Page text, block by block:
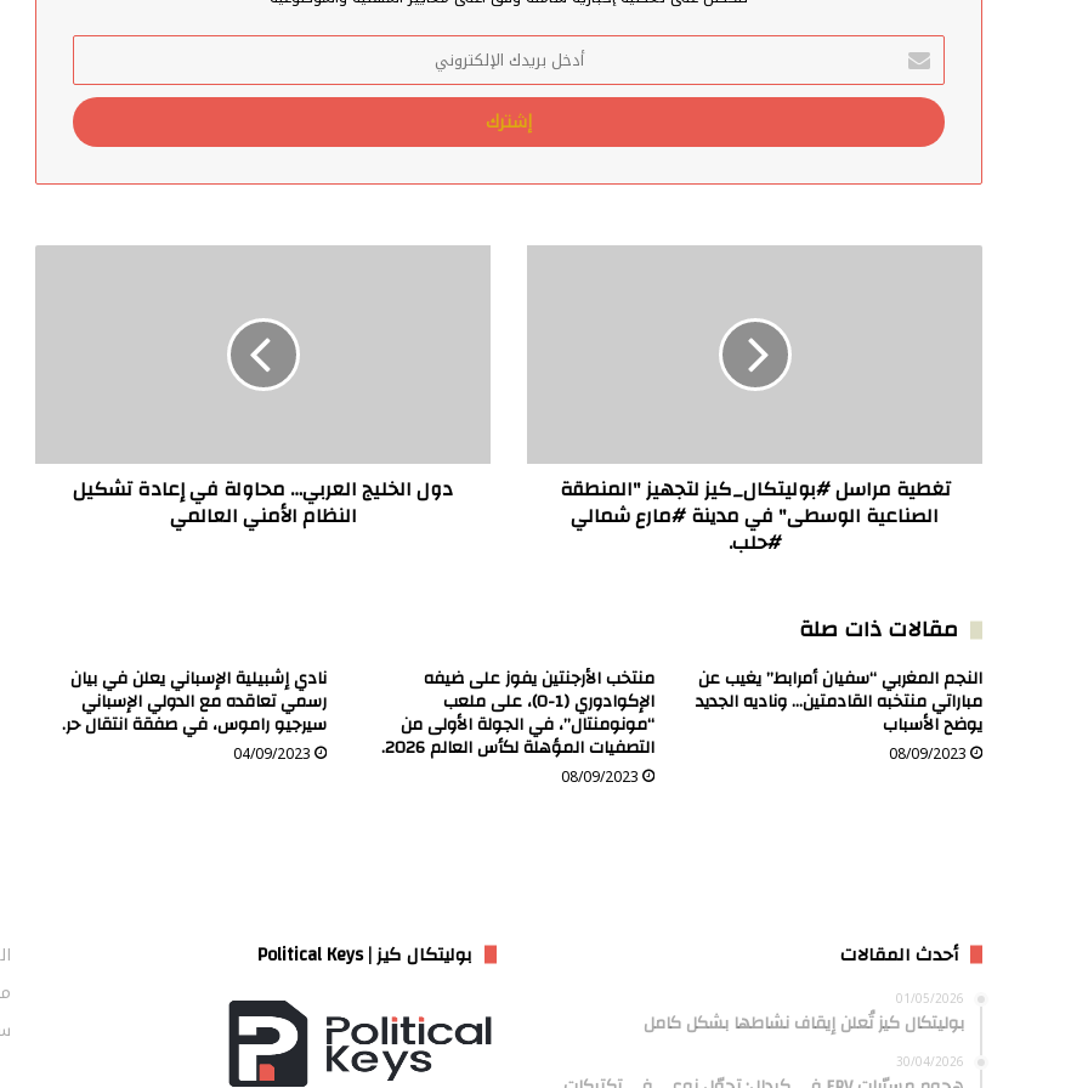
سكاي نيوز: الرئيس الصيني شي جين بينغ
مواسم في بيان أصدره عبر موقعه
تأجيل مباراة المغرب وليبيريا بالتصفيات
القدم “إلى أجل غير مسمى” بسبب الزلزال.
أدخل
بريدك
الإلكتروني
تغطية
مدينة
#مارعتغطية مراسل #بوليتكال_كيز لتجهيز "المنطقة
الصناعية الوسطى" في مدينة #مارع شمالي
#حلب.
الأمني
العالميدول الخليج العربي… محاولة في إعادة تشكيل
النظام الأمني العالمي
مقالات ذات صلة
النجم المغربي “سفيان أمرابط” يغيب عن
مباراتي منتخبه القادمتين… وناديه الجديد
يوضح الأسباب
08/09/2023
منتخب الأرجنتين يفوز على ضيفه
الإكوادوري (1-0)، على ملعب
“مونومنتال”، في الجولة الأولى من
التصفيات المؤهلة لكأس العالم 2026.
08/09/2023
نادي إشبيلية الإسباني يعلن في بيان
رسمي تعاقده مع الدولي الإسباني
سيرجيو راموس، في صفقة انتقال حر.
04/09/2023
أحدث المقالات
01/05/2026
بوليتكال كيز تُعلن إيقاف نشاطها بشكل كامل
30/04/2026
بوليتكال كيز | Political Keys